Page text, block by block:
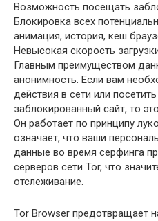
Возможность посещать
Блокировка всех
анимация, история, кеш
Невысокая скорость
Главным преимуществом
анонимность. Если вам
действия в сети или
заблокированный сайт, то
Он работает по принципу
означает, что ваши
данные во время серфинга
серверов сети Tor, что
отслеживание.
Tor Browser предотвращает